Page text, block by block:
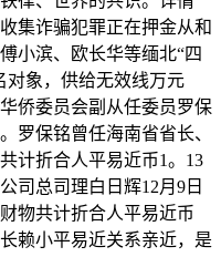
集诈骗犯罪正在押金从和
小滨、欧长华等缅北“四
对象，供给无效线万元
侨委员会副从任委员罗保
罗保铭曾任海南省省长、
计折合人平易近币1。13
司总司理白日辉12月9日
物共计折合人平易近币
赖小平易近关系亲近，是